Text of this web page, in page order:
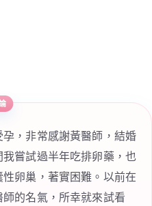
，非常感謝黃醫師，結婚
嘗試過半年吃排卵藥，也
卵巢，著實困難。以前在
的名氣，所幸就來試看